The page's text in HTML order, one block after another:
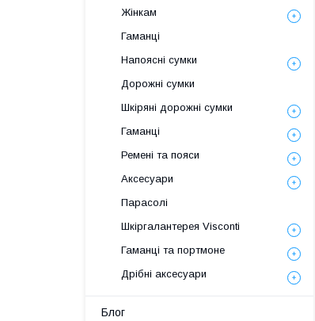
Жінкам
Гаманці
Напоясні сумки
Дорожні сумки
Шкіряні дорожні сумки
Гаманці
Ремені та пояси
Аксесуари
Парасолі
Шкіргалантерея Visconti
Гаманці та портмоне
Дрібні аксесуари
Блог